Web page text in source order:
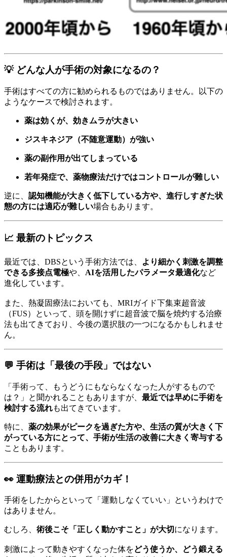
💡 どんな人が手術の対象になるの？
手術はすべての方に勧められるものではありません。以下の
ようなケースで検討されます。
薬は効くが、効きムラが大きい
ジスキネジア（不随意運動）が強い
薬の副作用が出てしまっている
若年発症で、薬物療法だけではコントロールが難しい
逆に、 認知機能が大きく低下している方や、進行しすぎた状
態の方には適応が難しい場合もあります。
📈 最新のトピックス
最近では、DBSという手術方法では、
より細かく刺激を調整
できる多接点電極や、 AIを活用したパラメータ最適化など
進化しています。
また、熱凝固療法においても、MRIガイド下集束超音波
（FUS）といって、頭を開けずに超音波で脳を焼灼する治療
法も出てきており、今後の選択肢の一つになるかもしれませ
ん。
💬 手術は「最後の手段」ではない
「手術って、もうどうにもならなくなった人がするもので
は？」と聞かれることもありますが、 最近では早めに手術を
検討する流れも出てきています。
特に、 薬の効果がピークを過ぎた方や、生活の質が大きく下
がっている方にとって、手術が生活の改善に大きく寄与する
こともあります。
👀 運動療法との併用がカギ！
手術をしたからといって「運動しなくていい」というわけで
はありません。
むしろ、 術後こそ「正しく動かすこと」が大切になります。
刺激によって動きやすくなった体をどう使うか、どう鍛える